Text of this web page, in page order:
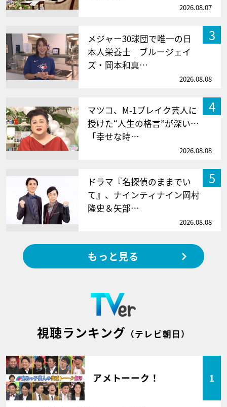
2026.08.07
3
メジャー30球団で唯一の日
本人栄養士 ブルージェイ
ズ・岡本和真…
2026.08.08
4
マツコ、M-1ブレイク芸人に
授けた“人生の格言”が深い…
「幸せな時…
2026.08.08
5
ドラマ『名探偵のままでい
て』、ナインティナイン岡村
隆史＆矢部…
2026.08.08
もっと見る
視聴ランキング （テレビ朝日）
アメトーーク！ 1